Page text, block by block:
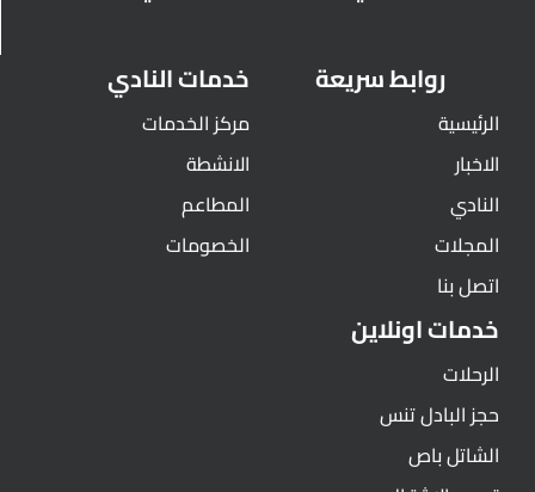
روابط سريعة
الرئيسية
الاخبار
النادي
المجلات
اتصل بنا
خدمات النادي
مركز الخدمات
الانشطة
المطاعم
الخصومات
خدمات اونلاين
الرحلات
حجز البادل تنس
الشاتل باص